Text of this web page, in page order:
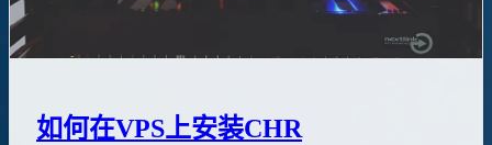
如何在VPS上安装CHR